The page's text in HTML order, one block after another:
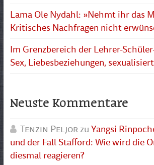
Lama Ole Nydahl: »Nehmt ihr das
Kritisches Nachfragen nicht
Im Grenzbereich der Lehrer-
Sex, Liebesbeziehungen,
Neuste Kommentare
Tenzin PeljorzuYangsi
und der Fall Stafford: Wie wird die
diesmal reagieren?